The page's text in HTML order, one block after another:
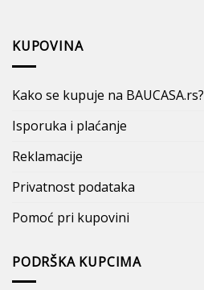
KUPOVINA
Kako se kupuje na BAUCASA.rs?
Isporuka i plaćanje
Reklamacije
Privatnost podataka
Pomoć pri kupovini
PODRŠKA KUPCIMA